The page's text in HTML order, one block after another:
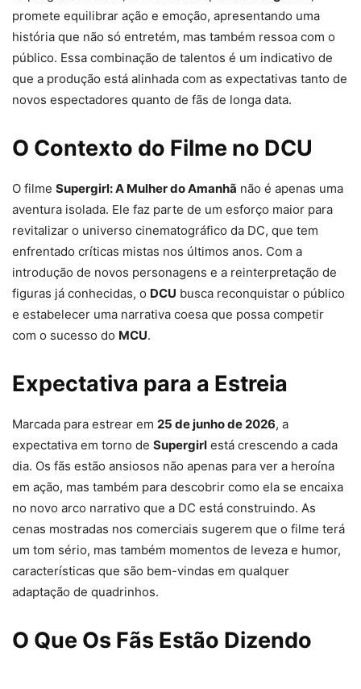
promete equilibrar ação e emoção, apresentando uma
história que não só entretém, mas também ressoa com o
público. Essa combinação de talentos é um indicativo de
que a produção está alinhada com as expectativas tanto de
novos espectadores quanto de fãs de longa data.
O Contexto do Filme no DCU
O filme Supergirl: A Mulher do Amanhã não é apenas uma
aventura isolada. Ele faz parte de um esforço maior para
revitalizar o universo cinematográfico da DC, que tem
enfrentado críticas mistas nos últimos anos. Com a
introdução de novos personagens e a reinterpretação de
figuras já conhecidas, o DCU busca reconquistar o público
e estabelecer uma narrativa coesa que possa competir
com o sucesso do MCU.
Expectativa para a Estreia
Marcada para estrear em 25 de junho de 2026, a
expectativa em torno de Supergirl está crescendo a cada
dia. Os fãs estão ansiosos não apenas para ver a heroína
em ação, mas também para descobrir como ela se encaixa
no novo arco narrativo que a DC está construindo. As
cenas mostradas nos comerciais sugerem que o filme terá
um tom sério, mas também momentos de leveza e humor,
características que são bem-vindas em qualquer
adaptação de quadrinhos.
O Que Os Fãs Estão Dizendo